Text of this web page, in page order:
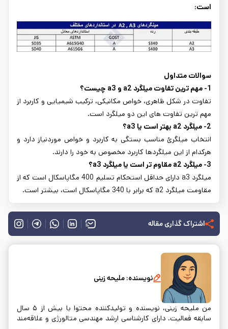
است:
سوالات متداول
1- مهم ترین تفاوت میلگرد a2 و a3 چیست؟
تفاوت در شکل ظاهری، خواص مکانیکی، ترکیب شیمیایی و کاربرد از
مهم ترین تفاوت های این دو میلگرد است.
2- میلگرد a2 بهتر است یا a3؟
انتخاب میلگرئ مناسب بستگی به کاربرد و خواص موردنیاز دارد و
هرکدام از این میلگردها کاربرد مخصوص به خود را دارند.
3- میلگرد a2 مقاوم تر است یا میلگرد a3؟
میلگرد a3 دارای حداقل استحکام تسلیم 400 مگاپاسکال است که از
مقاومت میلگرد a2 که برابر با 340 مگاپاسکال است، بیشتر است.
اشتراک گذاری مقاله
نویسنده: ملیحه زینی
من ملیحه زینی، نویسنده و تولیدکننده محتوا با بیش از ۵ سال
سابقه فعالیت. دارای کارشناسی ارشد مهندسی متالورژی و علاقه‌مند